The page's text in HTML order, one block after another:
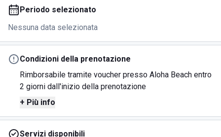
Periodo selezionato
Nessuna data selezionata
Condizioni della prenotazione
Rimborsabile tramite voucher presso Aloha Beach entro
2 giorni dall'inizio della prenotazione
+ Più info
Servizi disponibili